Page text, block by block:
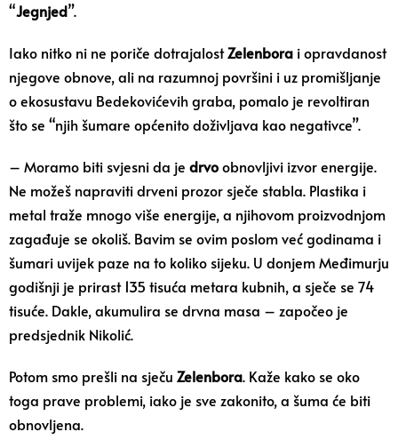
“Jegnjed”.
Iako nitko ni ne poriče dotrajalostZelenbora i opravdanost
njegove obnove, ali na razumnoj površini i uz promišljanje
o ekosustavu Bedekovićevih graba, pomalo je revoltiran
što se “njih šumare općenito doživljava kao negativce”.
– Moramo biti svjesni da je drvoobnovljivi izvor energije.
Ne možeš napraviti drveni prozor sječe stabla. Plastika i
metal traže mnogo više energije, a njihovom proizvodnjom
zagađuje se okoliš. Bavim se ovim poslom već godinama i
šumari uvijek paze na to koliko sijeku. U donjem Međimurju
godišnji je prirast 135 tisuća metara kubnih, a sječe se 74
tisuće. Dakle, akumulira se drvna masa – započeo je
predsjednik Nikolić.
Potom smo prešli na sječu Zelenbora. Kaže kako se oko
toga prave problemi, iako je sve zakonito, a šuma će biti
obnovljena.